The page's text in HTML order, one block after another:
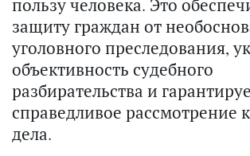
пользу человека. Это
защиту граждан от
уголовного преследования,
объективность судебного
разбирательства и
справедливое рассмотрение
дела.